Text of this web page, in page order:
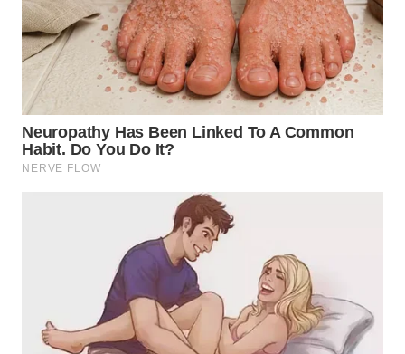
WN
LANGKAT
TAPANULI
SELATAN
WN
SIMALUNGUN